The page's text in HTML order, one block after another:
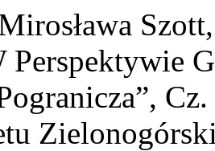
Perspektywie